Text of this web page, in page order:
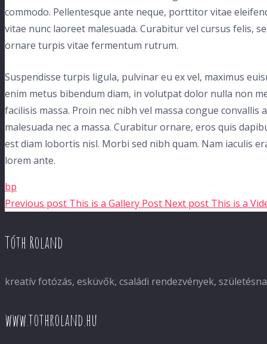
commodo. Pellentesque ante neque, porttitor vitae
vitae nunc laoreet malesuada. Curabitur vel cursus felis,
ornare turpis vitae fermentum rutrum.
Suspendisse turpis ligula, pulvinar eu ex vel, maximus
enim metus bibendum diam, in volutpat dolor nulla non
facilisis massa. Proin nec nibh vel massa congue
malesuada nec a massa. Curabitur ornare, eros quis
est diam lobortis nisl. Morbi sed nibh quam. Nam iaculis
lorem ante.
bp
Previous post This is a Gallery Post Next post This is a
Tóth Roland
kreatív fotózás, esküvők, családi rendezvények,
www.tothroland.hu